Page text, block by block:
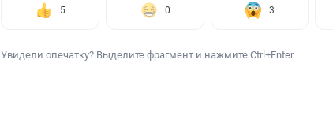
5 0 3
Увидели опечатку? Выделите фрагмент и нажмите Ctrl+Enter